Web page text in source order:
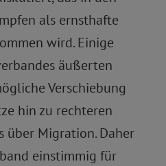
als ernsthafte
wird. Einige
äußerten
Verschiebung
hin zu rechteren
über Migration. Daher
einstimmig für